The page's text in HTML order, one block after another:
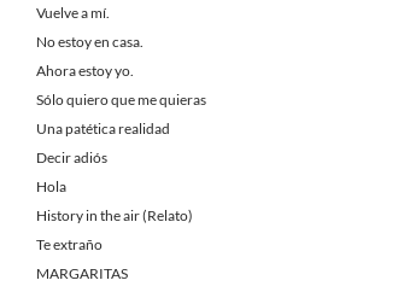
Vuelve a mí.
No estoy en casa.
Ahora estoy yo.
Sólo quiero que me quieras
Una patética realidad
Decir adiós
Hola
History in the air (Relato)
Te extraño
MARGARITAS